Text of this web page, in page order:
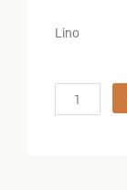
Lino
6004
quantità